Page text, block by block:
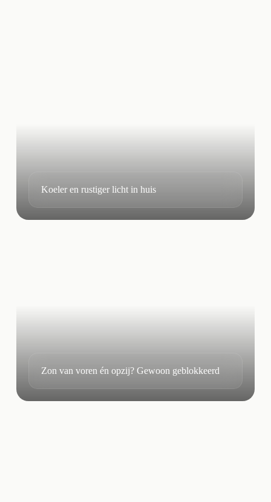
Koeler en rustiger licht in huis
Zon van voren én opzij? Gewoon geblokkeerd